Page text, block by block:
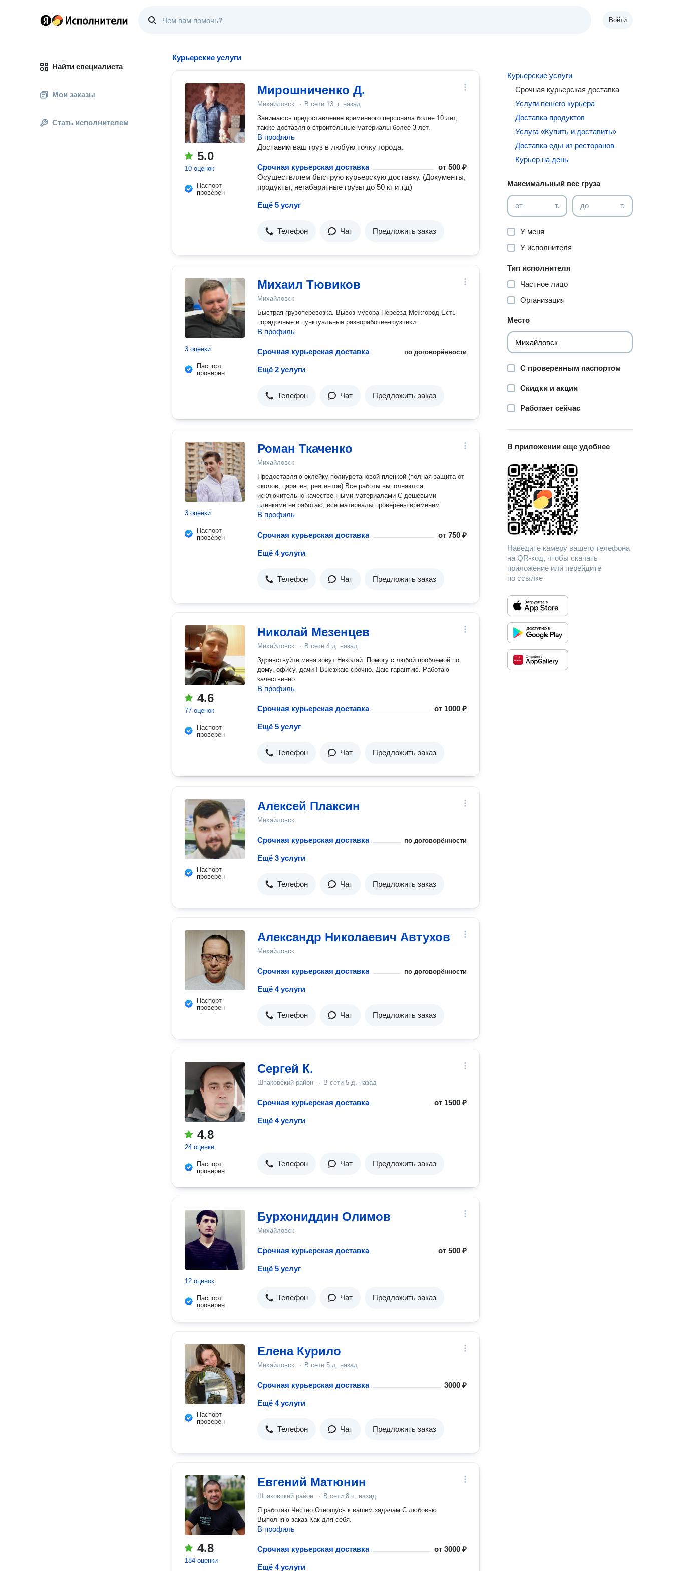
Войти
Найти специалиста
Мои заказы
Стать исполнителем
Курьерские услуги
5.0
10 оценок
Паспорт
проверен
Мирошниченко Д.
Михайловск · В сети 13 ч. назад
Занимаюсь предоставление временного персонала более 10 лет,
также доставляю строительные материалы более 3 лет.
В профиль
Доставим ваш груз в любую точку города.
Срочная курьерская доставка от500 ₽
Осуществляем быструю курьерскую доставку. (Документы,
продукты, негабаритные грузы до 50 кг и т.д)
Ещё 5 услуг
Телефон Чат Предложить заказ
3 оценки
Паспорт
проверен
Михаил Тювиков
Михайловск
Быстрая грузоперевозка. Вывоз мусора Переезд Межгород Есть
порядочные и пунктуальные разнорабочие-грузчики.
В профиль
Срочная курьерская доставка по договорённости
Ещё 2 услуги
Телефон Чат Предложить заказ
3 оценки
Паспорт
проверен
Роман Ткаченко
Михайловск
Предоставляю оклейку полиуретановой пленкой (полная защита от
сколов, царапин, реагентов) Все работы выполняются
исключительно качественными материалами С дешевыми
пленками не работаю, все материалы проверены временем
В профиль
Срочная курьерская доставка от750 ₽
Ещё 4 услуги
Телефон Чат Предложить заказ
4.6
77 оценок
Паспорт
проверен
Николай Мезенцев
Михайловск · В сети 4 д. назад
Здравствуйте меня зовут Николай. Помогу с любой проблемoй по
дому, офису, дачи ! Выезжаю срочно. Даю гарантию. Работаю
качественно.
В профиль
Срочная курьерская доставка от 1000 ₽
Ещё 5 услуг
Телефон Чат Предложить заказ
Паспорт
проверен
Алексей Плаксин
Михайловск
Срочная курьерская доставка по договорённости
Ещё 3 услуги
Телефон Чат Предложить заказ
Паспорт
проверен
Александр Николаевич Автухов
Михайловск
Срочная курьерская доставка по договорённости
Ещё 4 услуги
Телефон Чат Предложить заказ
4.8
24 оценки
Паспорт
проверен
Сергей К.
Шпаковский район · В сети 5 д. назад
Срочная курьерская доставка от 1500 ₽
Ещё 4 услуги
Телефон Чат Предложить заказ
12 оценок
Паспорт
проверен
Бурхониддин Олимов
Михайловск
Срочная курьерская доставка от500 ₽
Ещё 5 услуг
Телефон Чат Предложить заказ
Паспорт
проверен
Елена Курило
Михайловск · В сети 5 д. назад
Срочная курьерская доставка 3000 ₽
Ещё 4 услуги
Телефон Чат Предложить заказ
4.8
184 оценки
Евгений Матюнин
Шпаковский район · В сети 8 ч. назад
Я работаю Честно Отношусь к вашим задачам С любовью
Выполняю заказ Как для себя.
В профиль
Срочная курьерская доставка от3000 ₽
Ещё 4 услуги
Курьерские услуги
Срочная курьерская доставка
Услуги пешего курьера
Доставка продуктов
Услуга «Купить и доставить»
Доставка еды из ресторанов
Курьер на день
Максимальный вес груза
от т. до т.
У меня
У исполнителя
Тип исполнителя
Частное лицо
Организация
Место
С проверенным паспортом
Скидки и акции
Работает сейчас
В приложении еще удобнее
Наведите камеру вашего телефона
на QR-код, чтобы скачать
приложение или перейдите
по ссылке